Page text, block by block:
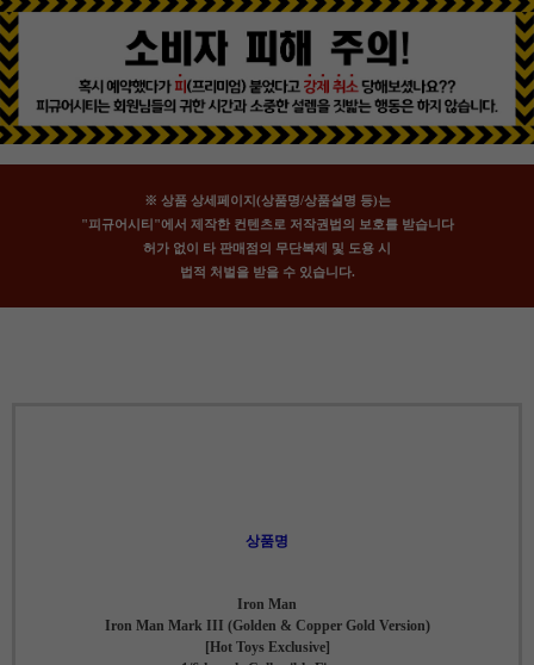
※ 상품 상세페이지(상품명/상품설명 등)는
"피규어시티"에서 제작한 컨텐츠로 저작권법의 보호를 받습니다
허가 없이 타 판매점의 무단복제 및 도용 시
법적 처벌을 받을 수 있습니다.
상품명
Iron Man
Iron Man Mark III (Golden & Copper Gold Version)
[Hot Toys Exclusive]